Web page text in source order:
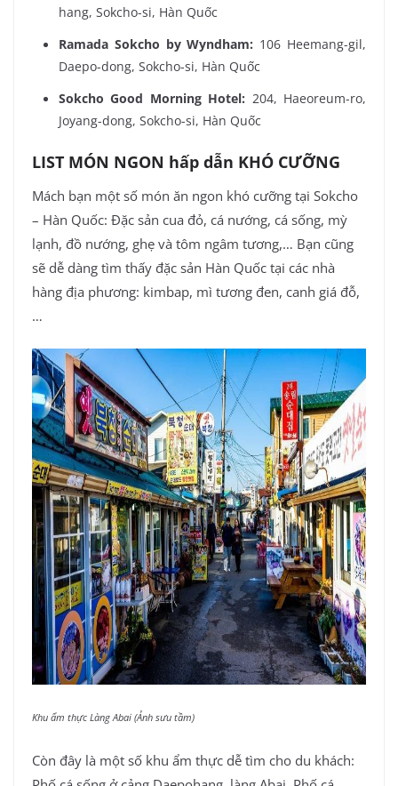
hang, Sokcho-si, Hàn Quốc
Ramada Sokcho by Wyndham: 106 Heemang-gil,
Daepo-dong, Sokcho-si, Hàn Quốc
Sokcho Good Morning Hotel: 204, Haeoreum-ro,
Joyang-dong, Sokcho-si, Hàn Quốc
LIST MÓN NGON hấp dẫn KHÓ CƯỠNG
Mách bạn một số món ăn ngon khó cưỡng tại Sokcho
– Hàn Quốc: Đặc sản cua đỏ, cá nướng, cá sống, mỳ
lạnh, đồ nướng, ghẹ và tôm ngâm tương,… Bạn cũng
sẽ dễ dàng tìm thấy đặc sản Hàn Quốc tại các nhà
hàng địa phương: kimbap, mì tương đen, canh giá đỗ,
…
Khu ẩm thực Làng Abai (Ảnh sưu tầm)
Còn đây là một số khu ẩm thực dễ tìm cho du khách: